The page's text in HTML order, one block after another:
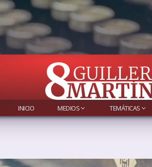
INICIO MEDIOS TEMÁTICAS